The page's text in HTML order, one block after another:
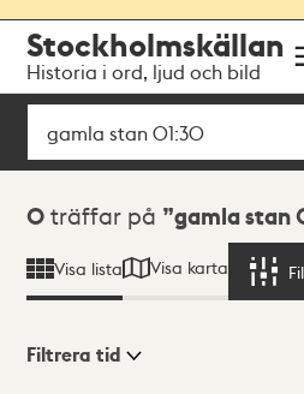
navigationen
huvudinnehållet
Stockholmskällan
Historia i ord, ljud och bild
Sök
Sökresultat
0 träffar på gamla stan
Visa lista Visa karta
Filtrera tid